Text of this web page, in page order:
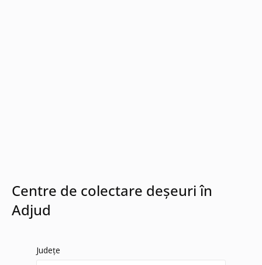
Centre de colectare deșeuri în
Adjud
Județe